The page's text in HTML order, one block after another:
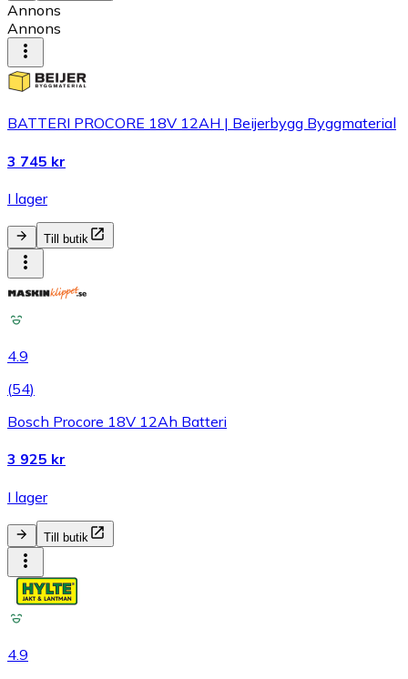
Annons
Annons
BATTERI PROCORE 18V 12AH | Beijerbygg Byggmaterial
3 745 kr
I lager
Till butik
4.9
(54)
Bosch Procore 18V 12Ah Batteri
3 925 kr
I lager
Till butik
4.9